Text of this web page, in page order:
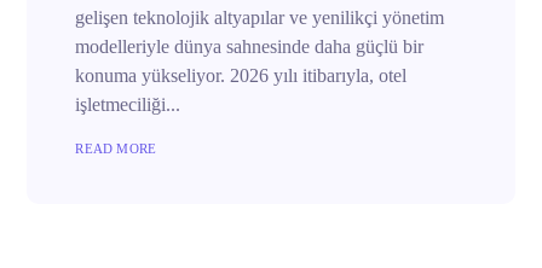
gelişen teknolojik altyapılar ve yenilikçi yönetim
modelleriyle dünya sahnesinde daha güçlü bir
konuma yükseliyor. 2026 yılı itibarıyla, otel
işletmeciliği...
READ MORE